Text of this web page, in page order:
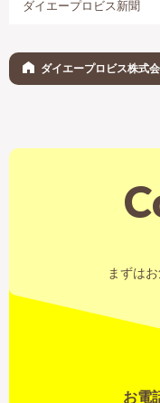
ダイエープロビス新聞
ダイエープロビス株式
まずは
お電